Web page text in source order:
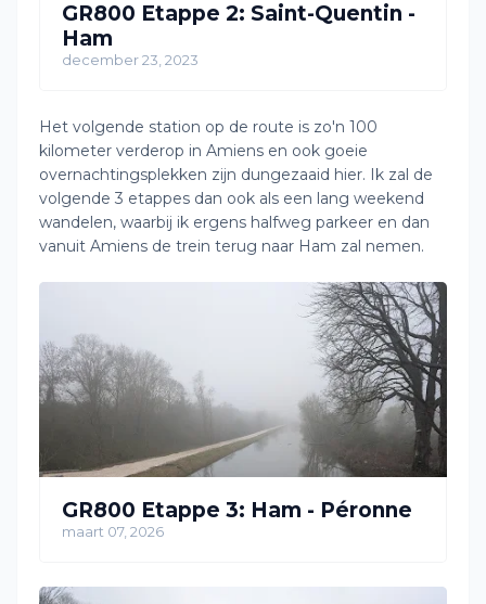
GR800 Etappe 2: Saint-Quentin -
Ham
december 23, 2023
Het volgende station op de route is zo'n 100
kilometer verderop in Amiens en ook goeie
overnachtingsplekken zijn dungezaaid hier. Ik zal de
volgende 3 etappes dan ook als een lang weekend
wandelen, waarbij ik ergens halfweg parkeer en dan
vanuit Amiens de trein terug naar Ham zal nemen.
GR800 Etappe 3: Ham - Péronne
maart 07, 2026